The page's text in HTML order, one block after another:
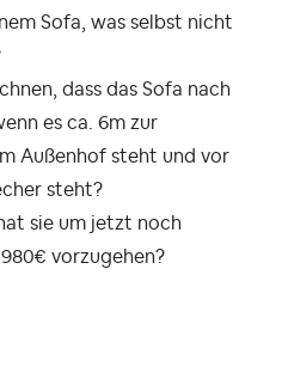
Sofa, was selbst nicht
dass das Sofa nach
es ca. 6m zur
Außenhof steht und vor
steht?
sie um jetzt noch
vorzugehen?